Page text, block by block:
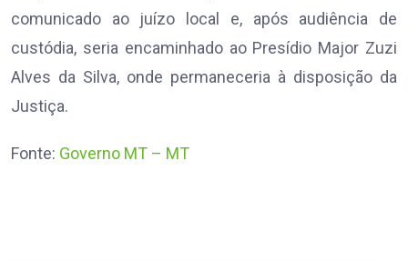
comunicado ao juízo local e, após audiência de
custódia, seria encaminhado ao Presídio Major Zuzi
Alves da Silva, onde permaneceria à disposição da
Justiça.
Fonte: Governo MT – MT